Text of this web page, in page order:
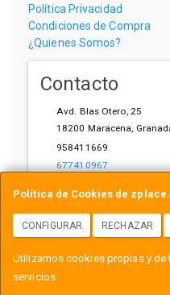
Política de Cookies de
CONFIGURAR RECHAZAR
Utilizamos cookies propias y de
servicios.
Política Privacidad
Condiciones de Compra
¿Quienes Somos?
Contacto
Avd. Blas Otero, 25
18200 Maracena,
958411669
677410967
Horario
L-V: 10:00-14:00, 17:00-21:00